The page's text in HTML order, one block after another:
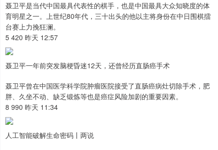
聂卫平是当代中国最具代表性的棋手，也是中国最具大众知晓度的体
育明星之一。上世纪80年代，三十出头的他以主将身份在中日围棋擂
台赛上力挽狂澜。
5 420 昨天 12:57
聂卫平一年前突发脑梗昏迷12天，还曾经历直肠癌手术
聂卫平曾在中国医学科学院肿瘤医院接受了直肠癌病灶切除手术，肥
胖、久坐不动、缺乏锻炼等也是癌症风险加剧的重要因素。
8 990 昨天 11:34
人工智能破解生命密码丨两说